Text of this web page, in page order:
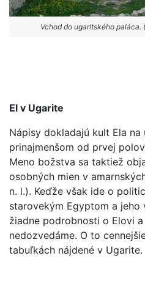
Vchod do ugaritského paláca.
El v Ugarite
Nápisy dokladajú kult Ela na
prinajmenšom od prvej
Meno božstva sa taktiež
osobných mien v
n. l.). Keďže však ide o
starovekým Egyptom a jeho
žiadne podrobnosti o Elovi
nedozvedáme. O to
tabuľkách nájdené v Ugarite.